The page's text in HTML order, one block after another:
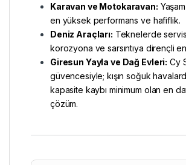
Karavan ve Motokaravan:
en yüksek performans ve hafiflik.
Deniz Araçları: Teknelerde
korozyona ve sarsıntıya dirençli
Giresun Yayla ve Dağ Evleri: Cy
güvencesiyle; kışın soğuk
kapasite kaybı minimum olan en
çözüm.